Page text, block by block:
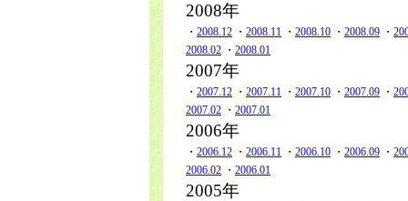
2008年
・ 2008.12 ・ 2008.11 ・ 2008.10 ・ 2008.09 ・
2008.02 ・ 2008.01
2007年
・ 2007.12 ・ 2007.11 ・ 2007.10 ・ 2007.09 ・
2007.02 ・ 2007.01
2006年
・ 2006.12 ・ 2006.11 ・ 2006.10 ・ 2006.09 ・
2006.02 ・ 2006.01
2005年